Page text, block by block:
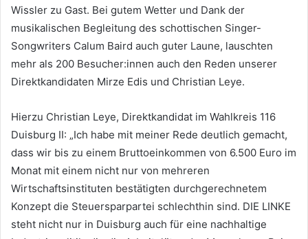
Wissler zu Gast. Bei gutem Wetter und Dank der
musikalischen Begleitung des schottischen Singer-
Songwriters Calum Baird auch guter Laune, lauschten
mehr als 200 Besucher:innen auch den Reden unserer
Direktkandidaten Mirze Edis und Christian Leye.
Hierzu Christian Leye, Direktkandidat im Wahlkreis 116
Duisburg II: „Ich habe mit meiner Rede deutlich gemacht,
dass wir bis zu einem Bruttoeinkommen von 6.500 Euro im
Monat mit einem nicht nur von mehreren
Wirtschaftsinstituten bestätigten durchgerechnetem
Konzept die Steuersparpartei schlechthin sind. DIE LINKE
steht nicht nur in Duisburg auch für eine nachhaltige